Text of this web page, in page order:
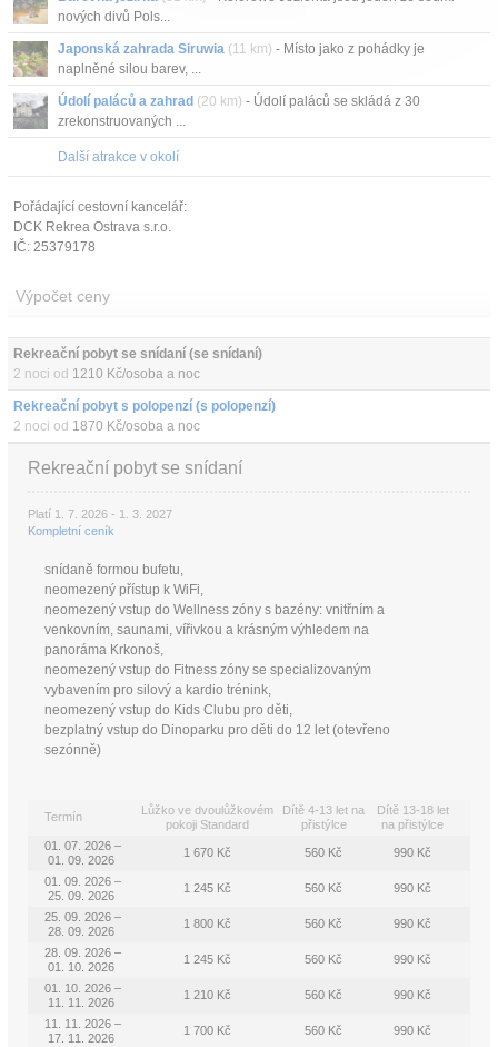
nových divů Pols...
Japonská zahrada Siruwia (11 km) - Místo jako z pohádky je
naplněné silou barev, ...
Údolí paláců a zahrad (20 km) - Údolí paláců se skládá z 30
zrekonstruovaných ...
Další atrakce v okolí
Pořádající cestovní kancelář:
DCK Rekrea Ostrava s.r.o.
IČ: 25379178
Výpočet ceny
Rekreační pobyt se snídaní (se snídaní)
2 noci od 1210 Kč/osoba a noc
Rekreační pobyt s polopenzí (s polopenzí)
2 noci od 1870 Kč/osoba a noc
Rekreační pobyt se snídaní
Platí 1. 7. 2026 - 1. 3. 2027
Kompletní ceník
snídaně formou bufetu,
neomezený přístup k WiFi,
neomezený vstup do Wellness zóny s bazény: vnitřním a
venkovním, saunami, vířivkou a krásným výhledem na
panoráma Krkonoš,
neomezený vstup do Fitness zóny se specializovaným
vybavením pro silový a kardio trénink,
neomezený vstup do Kids Clubu pro děti,
bezplatný vstup do Dinoparku pro děti do 12 let (otevřeno
sezónně)
Termín
Lůžko ve dvoulůžkovém
pokoji Standard
Dítě 4-13 let na
přistýlce
Dítě 13-18 let
na přistýlce
01. 07. 2026 –
01. 09. 2026
1 670 Kč 560 Kč 990 Kč
01. 09. 2026 –
25. 09. 2026
1 245 Kč 560 Kč 990 Kč
25. 09. 2026 –
28. 09. 2026
1 800 Kč 560 Kč 990 Kč
28. 09. 2026 –
01. 10. 2026
1 245 Kč 560 Kč 990 Kč
01. 10. 2026 –
11. 11. 2026
1 210 Kč 560 Kč 990 Kč
11. 11. 2026 –
17. 11. 2026
1 700 Kč 560 Kč 990 Kč